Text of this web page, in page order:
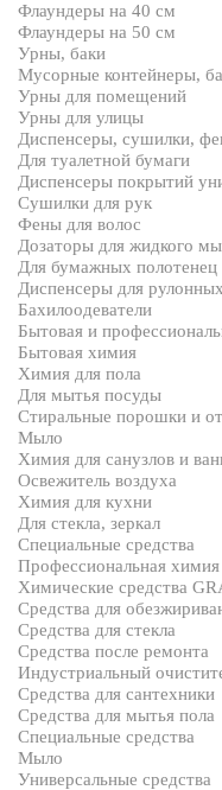
Флаундеры на 40 см
Флаундеры на 50 см
Урны, баки
Мусорные контейнеры,
Урны для помещений
Урны для улицы
Диспенсеры, сушилки,
Для туалетной бумаги
Диспенсеры покрытий
Сушилки для рук
Фены для волос
Дозаторы для жидкого
Для бумажных полотенец
Диспенсеры для
Бахилоодеватели
Бытовая и
Бытовая химия
Химия для пола
Для мытья посуды
Стиральные порошки и
Мыло
Химия для санузлов и
Освежитель воздуха
Химия для кухни
Для стекла, зеркал
Специальные средства
Профессиональная химия
Химические средства
Средства для
Средства для стекла
Средства после ремонта
Индустриальный
Средства для сантехники
Средства для мытья пола
Специальные средства
Мыло
Универсальные средства